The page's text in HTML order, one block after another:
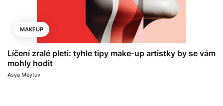
MAKEUP
Líčení zralé pleti: tyhle tipy make-up artistky by se vám
mohly hodit
Asya Meytuv